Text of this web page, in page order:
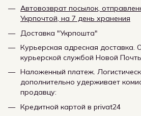
Автовозврат посылок,
Укрпочтой, на 7 день хранения
Доставка "Укрпошта"
Курьерская адресная доставка.
курьерской службой Новой
Наложенный платеж.
дополнительно удерживает
продавцу:
Кредитной картой в privat24